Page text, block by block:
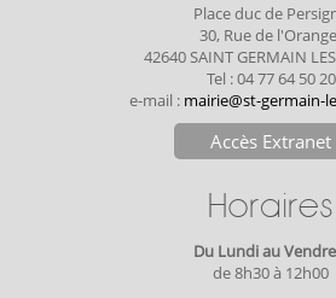
Place duc de
30, Rue de
42640 SAINT GERMAIN
Tel : 04 77 64 50 20
e-mail : mairie@st-germain-
Accès Extranet
Horaires
Du Lundi au
de 8h30 à 12h00